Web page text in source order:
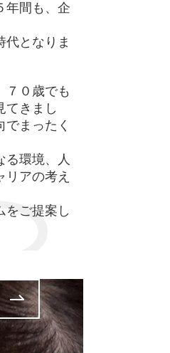
年間も、企
代となりま
７０歳でも
てきまし
まったく
る環境、人
アの考え
をご提案し